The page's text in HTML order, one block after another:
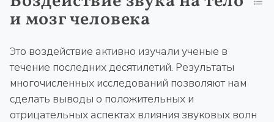
и мозг человека
Это воздействие активно изучали ученые в
течение последних десятилетий. Результаты
многочисленных исследований позволяют нам
сделать выводы о положительных и
отрицательных аспектах влияния звуковых волн